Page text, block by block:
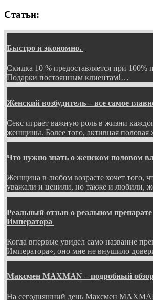
Статьи:
Быстро и экономно.
Скидка 10 % предоставляется при 100%
Подарки постоянным клиентам!…
Женский возбудитель – все самое
Секс играет важную роль в жизни
женщины. Более того, активная
Что нужно знать о женском половом
Женщина в любом возрасте хочет того,
уважали и ценили, но также и любили,
Реальный отзыв о реальном
Императора
Когда впервые увидел само название
Императора», оно мне не внушило
Максмен MAXMAN – подробный
На сегодняшний день Максмен